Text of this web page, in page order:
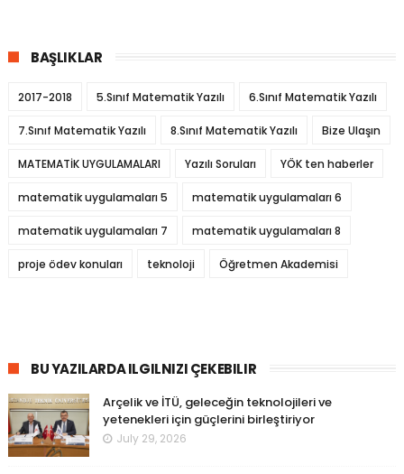
BAŞLIKLAR
2017-2018 5.Sınıf Matematik Yazılı 6.Sınıf Matematik Yazılı
7.Sınıf Matematik Yazılı 8.Sınıf Matematik Yazılı Bize Ulaşın
MATEMATİK UYGULAMALARI Yazılı Soruları YÖK ten haberler
matematik uygulamaları 5 matematik uygulamaları 6
matematik uygulamaları 7 matematik uygulamaları 8
proje ödev konuları teknoloji Öğretmen Akademisi
BU YAZILARDA ILGILNIZI ÇEKEBILIR
Arçelik ve İTÜ, geleceğin teknolojileri ve
yetenekleri için güçlerini birleştiriyor
July 29, 2026